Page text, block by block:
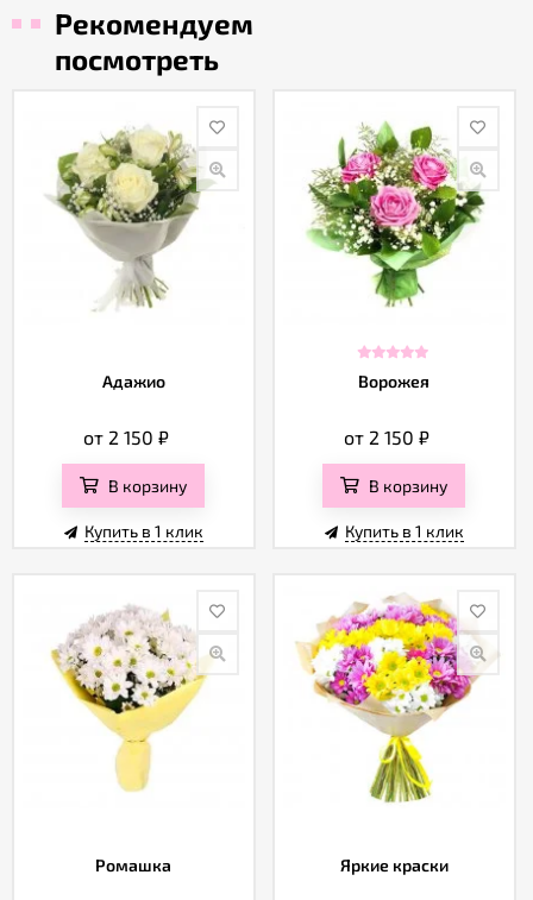
Рекомендуем
посмотреть
Адажио
от 2 150₽
В корзину
Купить в 1 клик
Ворожея
от 2 150₽
В корзину
Купить в 1 клик
Ромашка Яркие краски